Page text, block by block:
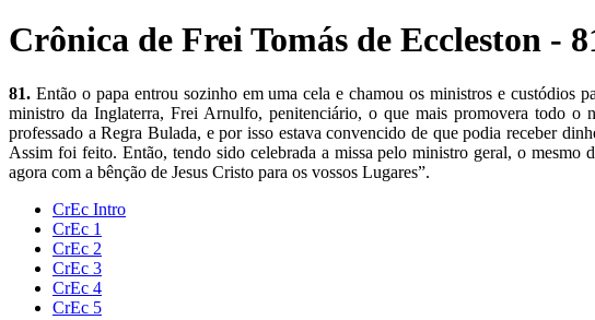
Crônica de Frei Tomás de Eccleston -
81. Então o papa entrou sozinho em uma cela e chamou os ministros e custódios
ministro da Inglaterra, Frei Arnulfo, penitenciário, o que mais promovera todo o
professado a Regra Bulada, e por isso estava convencido de que podia receber
Assim foi feito. Então, tendo sido celebrada a missa pelo ministro geral, o mesmo
agora com a bênção de Jesus Cristo para os vossos Lugares”.
CrEc Intro
CrEc 1
CrEc 2
CrEc 3
CrEc 4
CrEc 5